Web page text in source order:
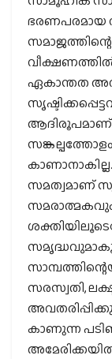
ഭരണപരമായ
ഏകാന്തത
സമത്വമാണ്
സരസ്വതി,
കാണുന്ന